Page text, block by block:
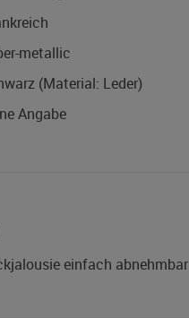
metallic
(Material: Leder)
Angabe
einfach abnehmbar